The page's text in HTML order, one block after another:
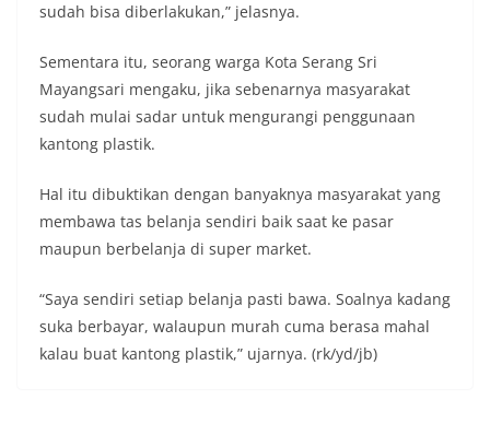
sudah bisa diberlakukan,” jelasnya.
Sementara itu, seorang warga Kota Serang Sri
Mayangsari mengaku, jika sebenarnya masyarakat
sudah mulai sadar untuk mengurangi penggunaan
kantong plastik.
Hal itu dibuktikan dengan banyaknya masyarakat yang
membawa tas belanja sendiri baik saat ke pasar
maupun berbelanja di super market.
“Saya sendiri setiap belanja pasti bawa. Soalnya kadang
suka berbayar, walaupun murah cuma berasa mahal
kalau buat kantong plastik,” ujarnya. (rk/yd/jb)